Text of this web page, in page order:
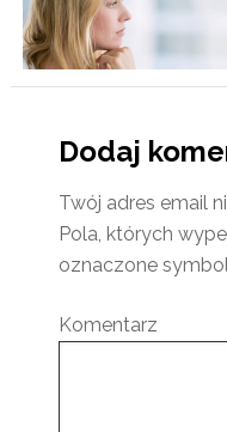
Dodaj
Twój adres email
Pola, których
oznaczone
Komentarz